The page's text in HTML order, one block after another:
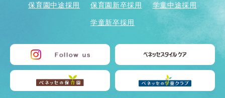
保育園中途採用 保育園新卒採用 学童中途採用
学童新卒採用